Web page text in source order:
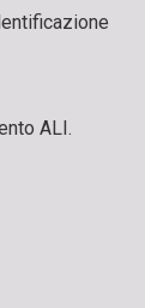
ALI.